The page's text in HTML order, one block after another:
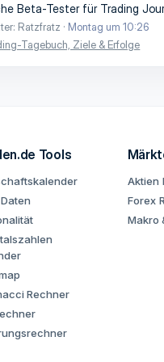
Beta-Tester für Trading
Ratzfratz
Montag um 10:26
Tagebuch, Ziele & Erfolge
Tools
Rechner
Aktien
Forex
Makro